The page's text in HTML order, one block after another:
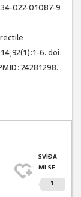
022-01087-9.
6. doi:
24281298.
SVIĐA
MI SE
1